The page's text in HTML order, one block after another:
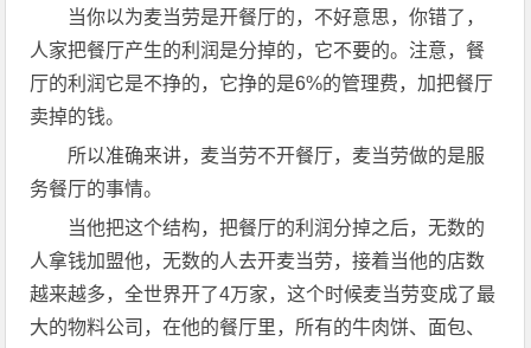
当你以为麦当劳是开餐厅的，不好意思，你错了，
人家把餐厅产生的利润是分掉的，它不要的。注意，餐
厅的利润它是不挣的，它挣的是6%的管理费，加把餐厅
卖掉的钱。
所以准确来讲，麦当劳不开餐厅，麦当劳做的是服
务餐厅的事情。
当他把这个结构，把餐厅的利润分掉之后，无数的
人拿钱加盟他，无数的人去开麦当劳，接着当他的店数
越来越多，全世界开了4万家，这个时候麦当劳变成了最
大的物料公司，在他的餐厅里，所有的牛肉饼、面包、